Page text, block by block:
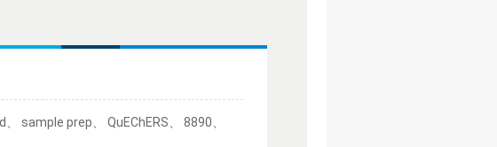
sample prep、 QuEChERS、 8890、